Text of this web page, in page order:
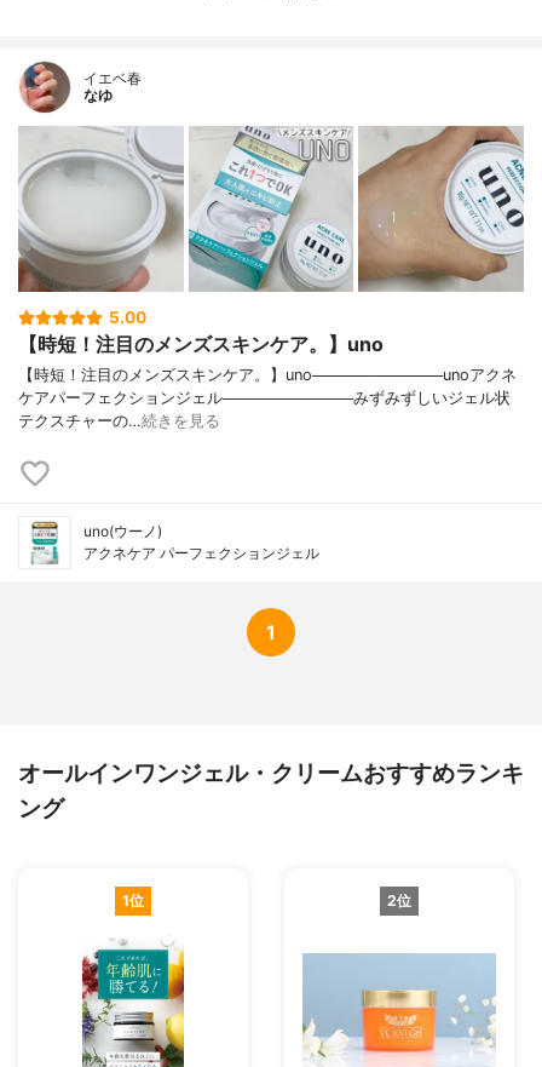
ノール、香料
代表的な成分
サリチル酸、グリチルリチン酸ジカリウム
イエベ春
なゆ
5.00
【時短！注目のメンズスキンケア。】uno
【時短！注目のメンズスキンケア。】uno────────────unoアクネ
ケアパーフェクションジェル────────────みずみずしいジェル状
テクスチャーの…続きを見る
uno(ウーノ)
アクネケア パーフェクションジェル
1
オールインワンジェル・クリームおすすめランキ
ング
1位 2位